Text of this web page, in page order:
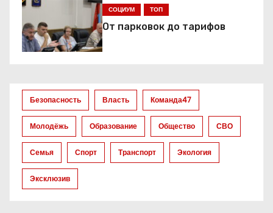
я
п
з
а
п
и
с
СОЦИУМ ТОП
От парковок до тарифов
Безопасность Власть Команда47
Молодёжь Образование Общество СВО
Семья Спорт Транспорт Экология
Эксклюзив